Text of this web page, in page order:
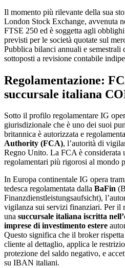
Il momento più rilevante della sua
London Stock Exchange, avvenuta
FTSE 250 ed è soggetta agli
previsti per le società quotate sul
Pubblica bilanci annuali e
sottoposti a revisione contabile
Regolamentazione:
succursale italiana
Sotto il profilo regolamentare IG
giurisdizionale che è uno dei suoi
britannica è autorizzata e
Authority (FCA), l’autorità di
Regno Unito. La FCA è considerata
regolamentari più rigorosi al mondo
In Europa continentale IG opera
tedesca regolamentata dalla BaFin
Finanzdienstleistungsaufsicht),
vigilanza sui servizi finanziari. Per il
una succursale italiana iscritta
imprese di investimento estere
Questo significa che il broker
cliente al dettaglio, applica le
protezione del saldo negativo, e
su IBAN italiani.